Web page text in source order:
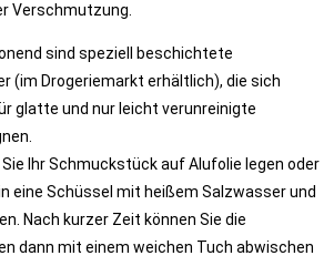
Verschmutzung.
sind speziell beschichtete
(im Drogeriemarkt erhältlich), die sich
glatte und nur leicht verunreinigte
Sie Ihr Schmuckstück auf Alufolie legen oder
eine Schüssel mit heißem Salzwasser und
Nach kurzer Zeit können Sie die
dann mit einem weichen Tuch abwischen